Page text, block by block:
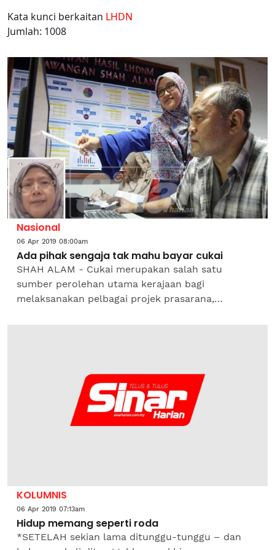
Kata kunci berkaitan LHDN
Jumlah: 1008
Nasional
06 Apr 2019 08:00am
Ada pihak sengaja tak mahu bayar cukai
SHAH ALAM - Cukai merupakan salah satu
sumber perolehan utama kerajaan bagi
melaksanakan pelbagai projek prasarana,
demi kesejahteraan rakyat serta...
KOLUMNIS
06 Apr 2019 07:13am
Hidup memang seperti roda
*SETELAH sekian lama ditunggu-tunggu – dan